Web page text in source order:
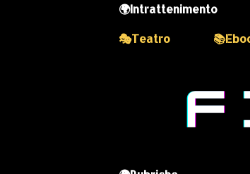
🌍Intrattenimento
🎭Teatro